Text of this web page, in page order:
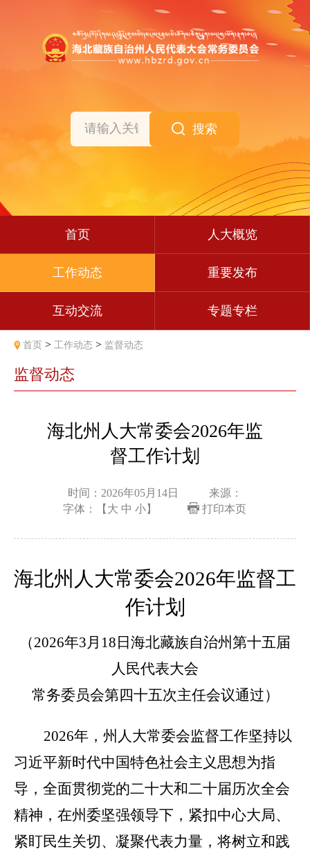
搜索
首页 人大概览
工作动态 重要发布
互动交流 专题专栏
首页 > 工作动态 > 监督动态
监督动态
海北州人大常委会2026年监
督工作计划
时间：2026年05月14日
来源：
字体：【 大 中 小】 打印本页
海北州人大常委会2026年监督工
作计划
（2026年3月 18 日海北藏族自治州第十五届
人民代表大会
常务委员会第四十五次主任会议通过）
2026年，州人大常委会监督工作坚持以
习近平新时代中国特色社会主义思想为指
导，全面贯彻党的二十大和二十届历次全会
精神，在州委坚强领导下，紧扣中心大局、
紧盯民生关切、凝聚代表力量，将树立和践